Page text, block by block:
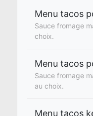
Menu tacos
Sauce fromage
choix.
Menu tacos
Sauce fromage
au choix.
Menu tacos